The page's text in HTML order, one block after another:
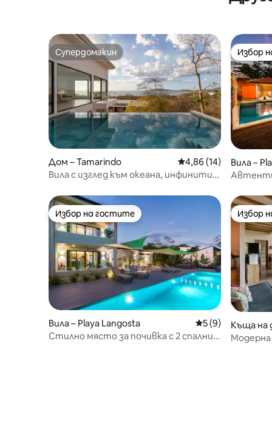
Супердомакин
Супердомакин
Дом – Tamarindo Средна оценка: 4,86
4,86 (14)
Вила с изглед към океана, инфинити
Избор
Избор
Вила –
Избор на гостите
Избор на гостите
Вила – Playa Langosta Средна оценка:
5 (9)
Стилно място за почивка с 2 спални в
Избор
Избор
Къща на
de
Модерна